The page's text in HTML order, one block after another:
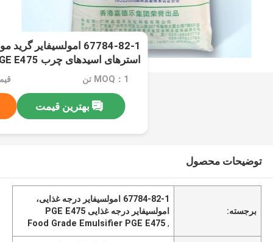
67784-82-1
استرهای اسیدهای چرب PGE E475 پودر مایل به زرد
MOQ：1 تن
بهترین قیمت
توضیحات محصول
برجسته:
67784-82-1 امولسیفایر درجه غذایی،
امولسیفایر درجه غذایی PGE E475
,
Food Grade Emulsifier PGE E475